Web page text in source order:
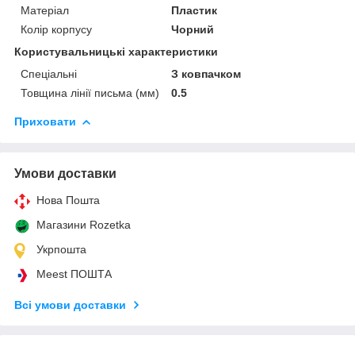
Матеріал
Пластик
Колір корпусу
Чорний
Користувальницькі характеристики
Спеціальні
З ковпачком
Товщина лінії письма (мм)
0.5
Приховати
Умови доставки
Нова Пошта
Магазини Rozetka
Укрпошта
Meest ПОШТА
Всі умови доставки